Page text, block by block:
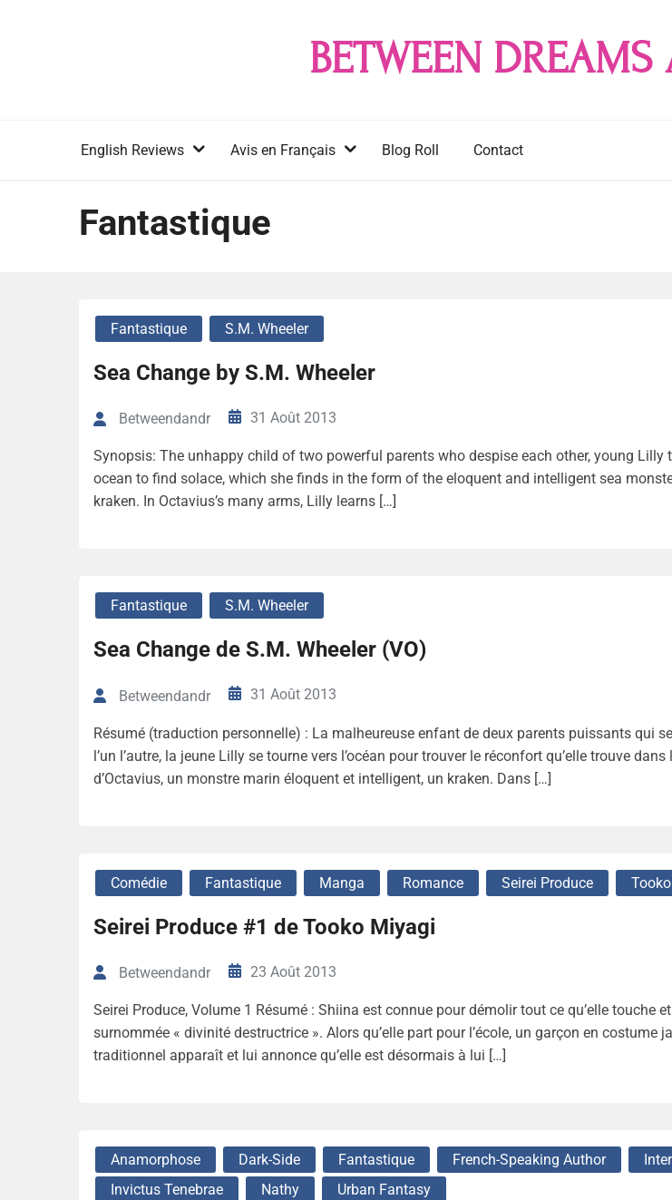
BETWEEN
English Reviews Avis en Français Blog Roll Contact
Fantastique
Fantastique S.M. Wheeler
Sea Change by S.M. Wheeler
Betweendandr 31 Août 2013
Synopsis: The unhappy child of two powerful parents who despise each other, young Lilly
ocean to find solace, which she finds in the form of the eloquent and intelligent sea
kraken. In Octavius’s many arms, Lilly learns […]
Fantastique S.M. Wheeler
Sea Change de S.M. Wheeler (VO)
Betweendandr 31 Août 2013
Résumé (traduction personnelle) : La malheureuse enfant de deux parents puissants qui
l’un l’autre, la jeune Lilly se tourne vers l’océan pour trouver le réconfort qu’elle trouve
d’Octavius, ​​un monstre marin éloquent et intelligent, un kraken. Dans […]
Comédie Fantastique Manga Romance Seirei Produce
Seirei Produce #1 de Tooko Miyagi
Betweendandr 23 Août 2013
Seirei Produce, Volume 1 Résumé : Shiina est connue pour démolir tout ce qu’elle touche
surnommée « divinité destructrice ». Alors qu’elle part pour l’école, un garçon en costume
traditionnel apparaît et lui annonce qu’elle est désormais à lui […]
Anamorphose Dark-Side Fantastique French-Speaking Author
Invictus Tenebrae
Nathy Urban Fantasy